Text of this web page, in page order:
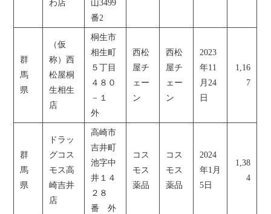
わ店
山3499
番2
群
馬
県
（仮
称）西
松屋桐
生相生
店
桐生市
相生町
５丁目
４８０
－１
外
西松
屋チ
ェー
ン
西松
屋チ
ェー
ン
2023
年11
月24
日
1,16
7
群
馬
県
ドラッ
グコス
モス高
崎吉井
店
高崎市
吉井町
池字中
井１４
２８
番 外
コス
モス
薬品
コス
モス
薬品
2024
年1月
5日
1,38
4